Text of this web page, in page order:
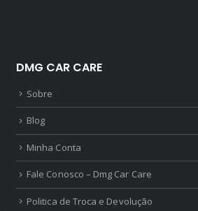
DMG CAR CARE
Sobre
Blog
Minha Conta
Fale Conosco – Dmg Car Care
Politica de Troca e Devolução